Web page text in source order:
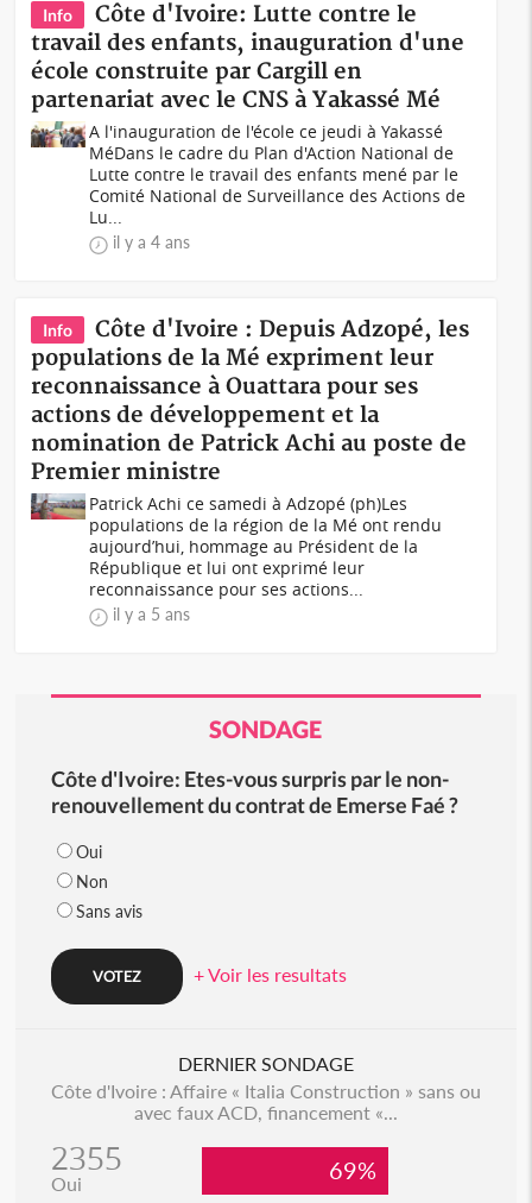
Info
Côte d'Ivoire: Lutte contre le
travail des enfants, inauguration d'une
école construite par Cargill en
partenariat avec le CNS à Yakassé Mé
A l'inauguration de l'école ce jeudi à Yakassé
Mé Dans le cadre du Plan d'Action National de
Lutte contre le travail des enfants mené par le
Comité National de Surveillance des Actions de
Lu...
il y a 4 ans
Info
Côte d'Ivoire : Depuis Adzopé, les
populations de la Mé expriment leur
reconnaissance à Ouattara pour ses
actions de développement et la
nomination de Patrick Achi au poste de
Premier ministre
Patrick Achi ce samedi à Adzopé (ph)Les
populations de la région de la Mé ont rendu
aujourd’hui, hommage au Président de la
République et lui ont exprimé leur
reconnaissance pour ses actions...
il y a 5 ans
SONDAGE
Côte d'Ivoire: Etes-vous surpris par le non-
renouvellement du contrat de Emerse Faé ?
Oui
Non
Sans avis
+ Voir les resultats
DERNIER SONDAGE
Côte d'Ivoire : Affaire « Italia Construction » sans ou
avec faux ACD, financement «...
2355
Oui 69%